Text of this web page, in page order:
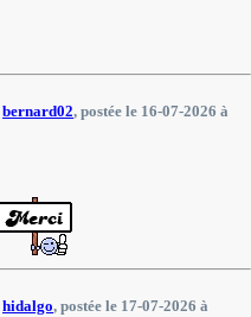
bernard02, postée le 16-07-2026 à
hidalgo, postée le 17-07-2026 à